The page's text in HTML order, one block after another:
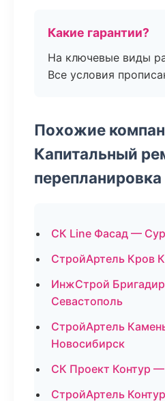
Какие гарантии?
На ключевые виды
Все условия
Похожие
Капитальный
перепланировка
СК Line Фасад —
СтройАртель Кров
ИнжСтрой
Севастополь
СтройАртель
Новосибирск
СК Проект Контур —
СтройАртель